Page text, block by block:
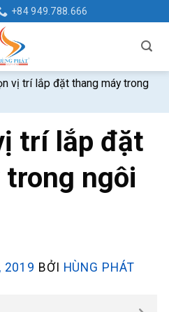
+84 949.788.666
vị trí lắp đặt thang máy trong
trí lắp đặt
ngôi
2019 BỞI HÙNG PHÁT